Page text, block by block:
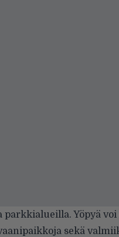
parkkialueilla. Yöpyä
sekä